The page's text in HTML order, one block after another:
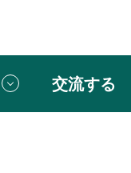
交流する